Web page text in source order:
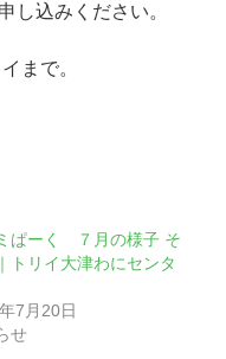
し込みください。
まで。
ぱーく ７月の様子 そ
トリイ大津わにセンタ
7月20日
せ